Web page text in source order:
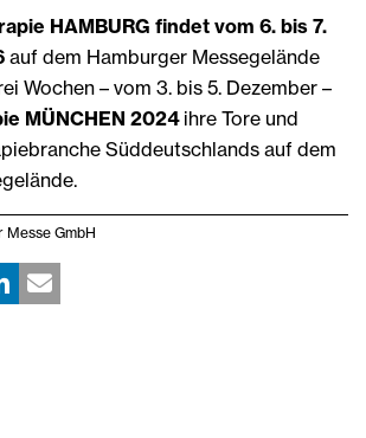
HAMBURG findet vom 6. bis 7.
auf dem Hamburger Messegelände
Wochen – vom 3. bis 5. Dezember –
MÜNCHEN 2024ihre Tore und
Süddeutschlands auf dem
GmbH